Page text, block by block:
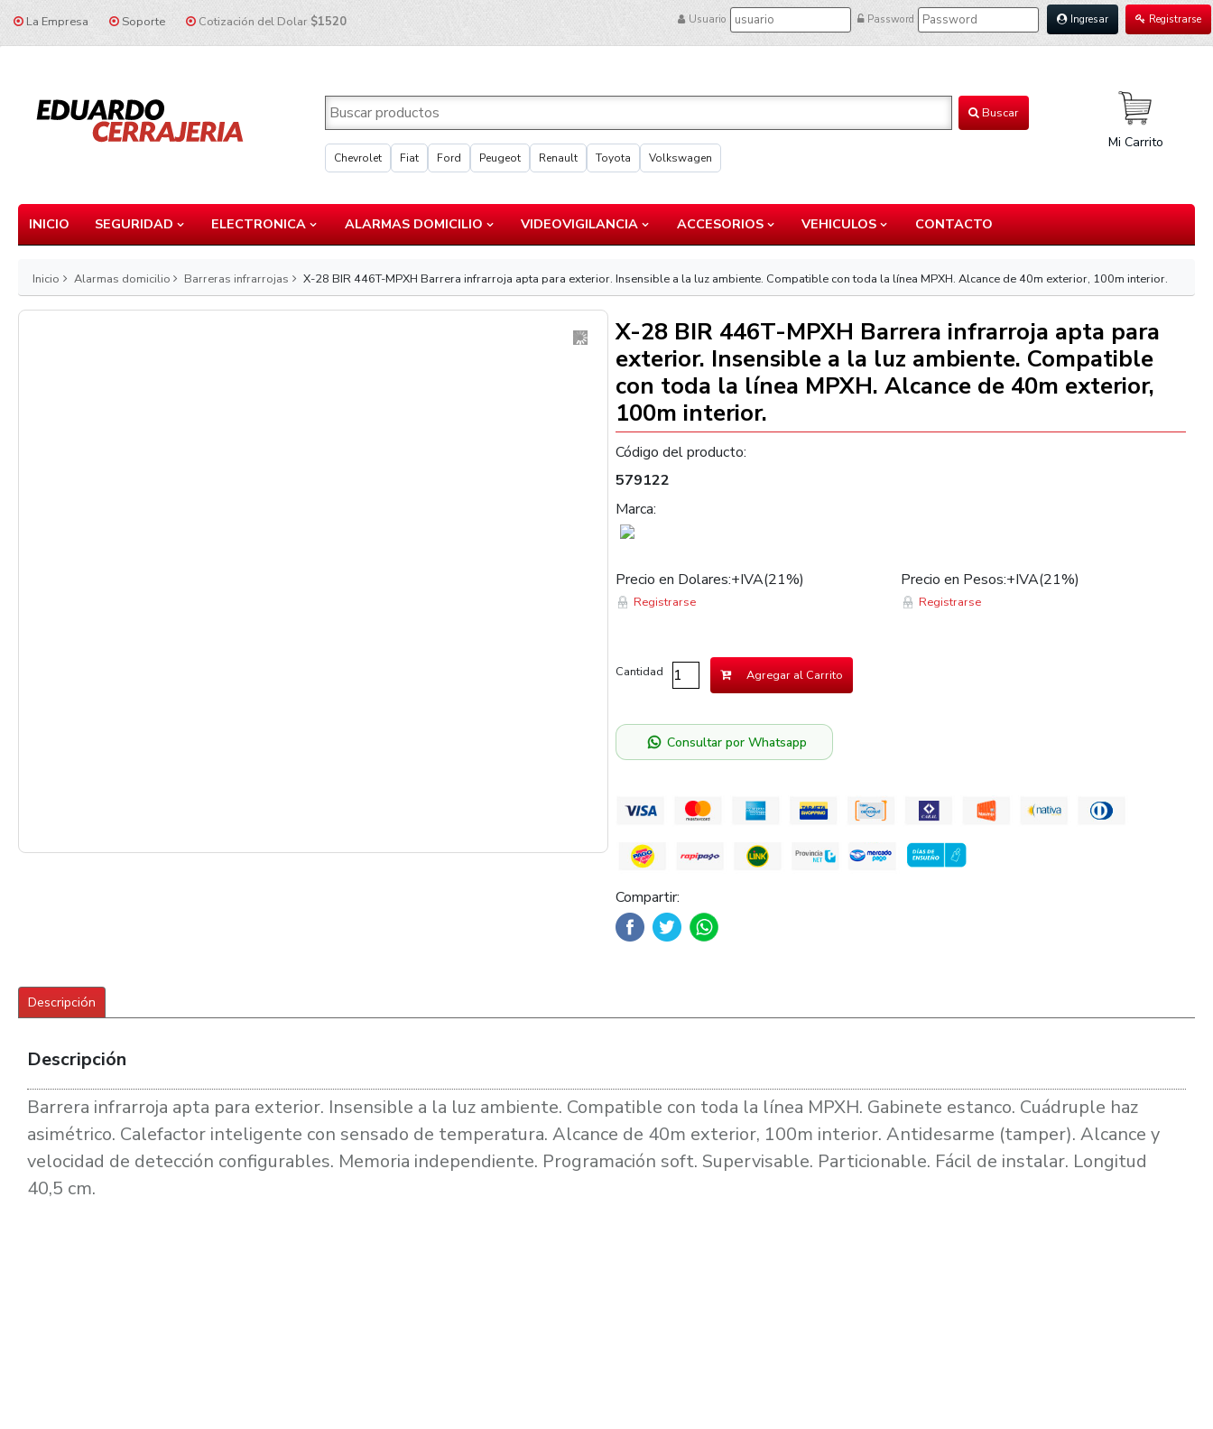
La Empresa Soporte Cotización del Dolar $1520 Usuario Password Ingresar Registrarse
Buscar
Chevrolet Fiat Ford Peugeot Renault Toyota Volkswagen
Mi Carrito
INICIO SEGURIDAD ELECTRONICA ALARMAS DOMICILIO VIDEOVIGILANCIA ACCESORIOS VEHICULOS CONTACTO
Inicio Alarmas domicilio Barreras infrarrojas X-28 BIR 446T-MPXH Barrera infrarroja apta para exterior. Insensible a la luz ambiente. Compatible con toda la línea MPXH. Alcance de 40m exterior, 100m interior.
X-28 BIR 446T-MPXH Barrera infrarroja apta para
exterior. Insensible a la luz ambiente. Compatible
con toda la línea MPXH. Alcance de 40m exterior,
100m interior.
Código del producto:
579122
Marca:
Precio en Dolares:+IVA(21%)
Registrarse
Precio en Pesos:+IVA(21%)
Registrarse
Cantidad Agregar al Carrito
Consultar por Whatsapp
Compartir:
Descripción
Descripción
Barrera infrarroja apta para exterior. Insensible a la luz ambiente. Compatible con toda la línea MPXH. Gabinete estanco. Cuádruple haz
asimétrico. Calefactor inteligente con sensado de temperatura. Alcance de 40m exterior, 100m interior. Antidesarme (tamper). Alcance y
velocidad de detección configurables. Memoria independiente. Programación soft. Supervisable. Particionable. Fácil de instalar. Longitud
40,5 cm.